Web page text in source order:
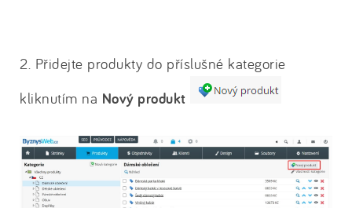
2. Přidejte produkty do příslušné kategorie
kliknutím na Nový produkt